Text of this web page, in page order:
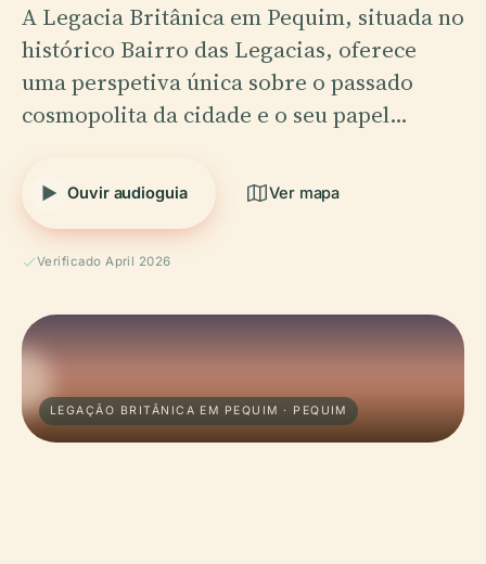
A Legacia Britânica em Pequim, situada no
histórico Bairro das Legacias, oferece
uma perspetiva única sobre o passado
cosmopolita da cidade e o seu papel…
Ouvir audioguia Ver mapa
Verificado April 2026
LEGAÇÃO BRITÂNICA EM PEQUIM · PEQUIM